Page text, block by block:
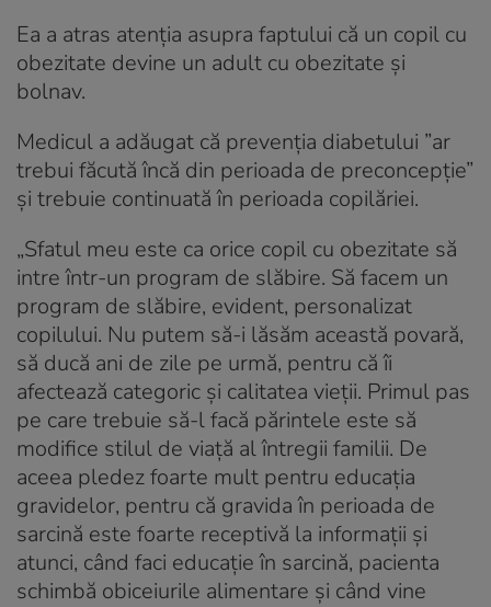
Ea a atras atenţia asupra faptului că un copil cu
obezitate devine un adult cu obezitate şi
bolnav.
Medicul a adăugat că prevenţia diabetului ”ar
trebui făcută încă din perioada de preconcepţie”
şi trebuie continuată în perioada copilăriei.
„Sfatul meu este ca orice copil cu obezitate să
intre într-un program de slăbire. Să facem un
program de slăbire, evident, personalizat
copilului. Nu putem să-i lăsăm această povară,
să ducă ani de zile pe urmă, pentru că îi
afectează categoric şi calitatea vieţii. Primul pas
pe care trebuie să-l facă părintele este să
modifice stilul de viaţă al întregii familii. De
aceea pledez foarte mult pentru educaţia
gravidelor, pentru că gravida în perioada de
sarcină este foarte receptivă la informaţii şi
atunci, când faci educaţie în sarcină, pacienta
schimbă obiceiurile alimentare şi când vine